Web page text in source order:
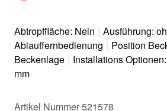
Abtropffläche: Nein | Ausführung:
Ablauffernbedienung | Position
Beckenlage | Installations
mm
Artikel Nummer 521578